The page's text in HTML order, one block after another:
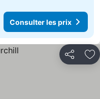
Consulter les prix
Partager